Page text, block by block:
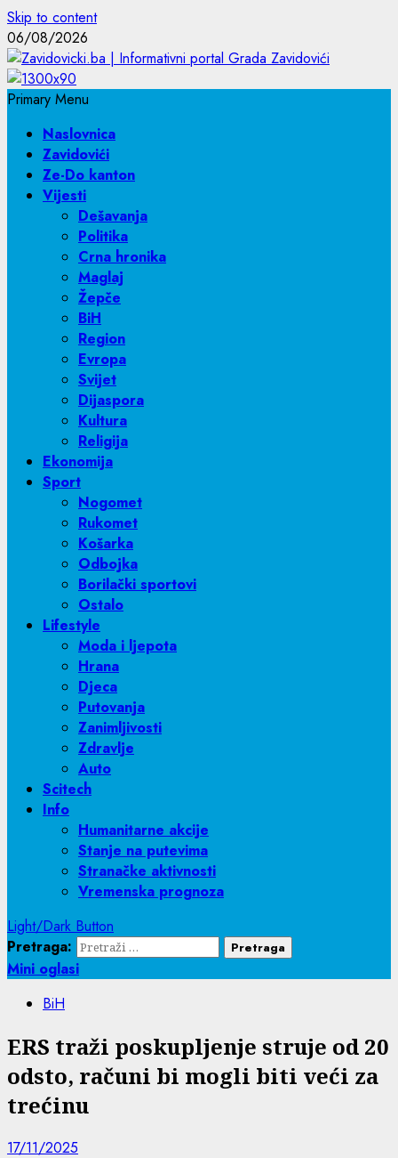
Skip to content
06/08/2026
Primary Menu
Naslovnica
Zavidovići
Ze-Do kanton
Vijesti
Dešavanja
Politika
Crna hronika
Maglaj
Žepče
BiH
Region
Evropa
Svijet
Dijaspora
Kultura
Religija
Ekonomija
Sport
Nogomet
Rukomet
Košarka
Odbojka
Borilački sportovi
Ostalo
Lifestyle
Moda i ljepota
Hrana
Djeca
Putovanja
Zanimljivosti
Zdravlje
Auto
Scitech
Info
Humanitarne akcije
Stanje na putevima
Stranačke aktivnosti
Vremenska prognoza
Light/Dark Button
Pretraga:
Mini oglasi
BiH
ERS traži poskupljenje struje od 20
odsto, računi bi mogli biti veći za
trećinu
17/11/2025